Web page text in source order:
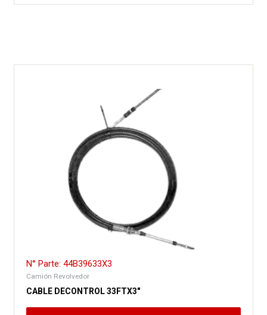
N° Parte: 44B39633X3
Camión Revolvedor
CABLE DECONTROL 33FTX3″